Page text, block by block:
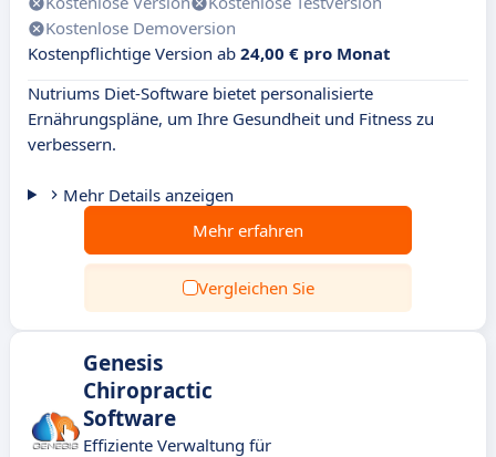
Kostenlose Demoversion
Kostenpflichtige Version ab 24,00 € pro Monat
Nutriums Diet-Software bietet personalisierte
Ernährungspläne, um Ihre Gesundheit und Fitness zu
verbessern.
Mehr Details anzeigen
Mehr erfahren
Vergleichen Sie
Genesis
Chiropractic
Software
Effiziente Verwaltung für